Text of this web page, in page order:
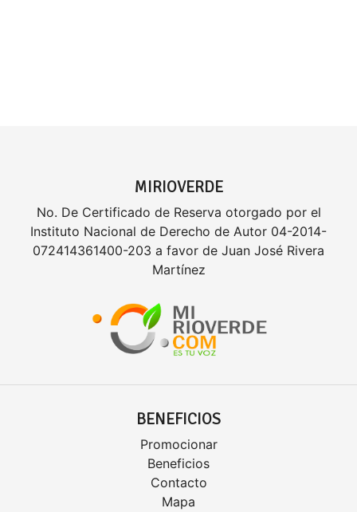
MIRIOVERDE
No. De Certificado de Reserva otorgado por el
Instituto Nacional de Derecho de Autor 04-2014-
072414361400-203 a favor de Juan José Rivera
Martínez
BENEFICIOS
Promocionar
Beneficios
Contacto
Mapa